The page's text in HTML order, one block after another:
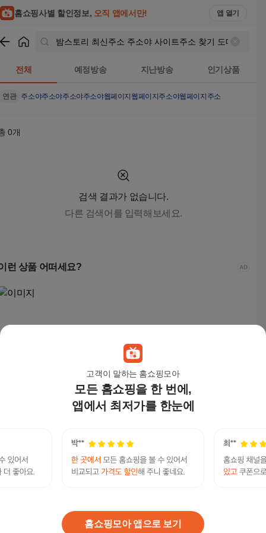
고객이 말하는 홈쇼핑모아
모든 홈쇼핑을 한 번에,
앱에서 최저가를 한눈에
홈쇼핑모아 앱으로 보기
홈쇼핑사별 할인정보, 오직 앱에서만! 앱 열기
전체 예정방송 지난방송 인기상품
연관 주소야주소야주소야주소야웹페이지 웹페이지주소야웹페이지주소
0개
검색 결과가 없습니다.
다른 검색어를 입력해보세요.
런 상품 어떠세요?
캠 도어캠 감시카메
가정용 cctv 초소형
스토리 최신주소 주소야 사이트주소 찾기 도메인
소 링크 찾기 Minky.top
연관검색어
주소야 주소야주소야